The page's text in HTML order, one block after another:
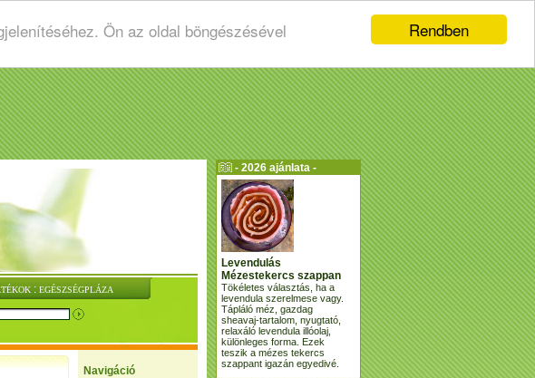
Rendben
Ön az oldal böngészésével
: EGÉSZSÉGPLÁZA
Navigáció
- 2026 ajánlata -
Levendulás
Mézestekercs szappan
Tökéletes választás, ha a
levendula szerelmese vagy.
Tápláló méz, gazdag
sheavaj-tartalom, nyugtató,
relaxáló levendula illóolaj,
különleges forma. Ezek
teszik a mézes tekercs
szappant igazán egyedivé.